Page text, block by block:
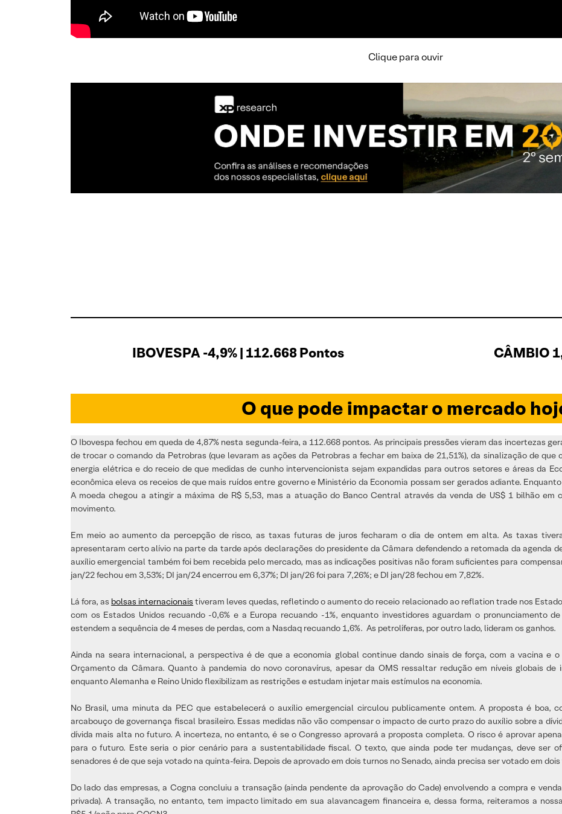
Clique para ouvir
IBOVESPA -4,9% | 112.668 Pontos CÂMBIO
O que pode impactar o mercado
O Ibovespa fechou em queda de 4,87% nesta segunda-feira, a 112.668 pontos. As principais pressões vieram das incertezas
de trocar o comando da Petrobras (que levaram as ações da Petrobras a fechar em baixa de 21,51%), da sinalização de
energia elétrica e do receio de que medidas de cunho intervencionista sejam expandidas para outros setores e áreas da
econômica eleva os receios de que mais ruídos entre governo e Ministério da Economia possam ser gerados adiante.
A moeda chegou a atingir a máxima de R$ 5,53, mas a atuação do Banco Central através da venda de US$ 1 bilhão
movimento.
Em meio ao aumento da percepção de risco, as taxas futuras de juros fecharam o dia de ontem em alta. As taxas
apresentaram certo alívio na parte da tarde após declarações do presidente da Câmara defendendo a retomada da agenda
auxílio emergencial também foi bem recebida pelo mercado, mas as indicações positivas não foram suficientes para
jan/22 fechou em 3,53%; DI jan/24 encerrou em 6,37%; DI jan/26 foi para 7,26%; e DI jan/28 fechou em 7,82%.
Lá fora, as bolsas internacionais tiveram leves quedas, refletindo o aumento do receio relacionado ao reflation trade nos
com os Estados Unidos recuando -0,6% e a Europa recuando -1%, enquanto investidores aguardam o pronunciamento
estendem a sequência de 4 meses de perdas, com a Nasdaq recuando 1,6%. As petrolíferas, por outro lado, lideram os ganhos.
Ainda na seara internacional, a perspectiva é de que a economia global continue dando sinais de força, com a vacina e
Orçamento da Câmara. Quanto à pandemia do novo coronavírus, apesar da OMS ressaltar redução em níveis globais
enquanto Alemanha e Reino Unido flexibilizam as restrições e estudam injetar mais estímulos na economia.
No Brasil, uma minuta da PEC que estabelecerá o auxílio emergencial circulou publicamente ontem. A proposta é boa,
arcabouço de governança fiscal brasileiro. Essas medidas não vão compensar o impacto de curto prazo do auxílio sobre a
dívida mais alta no futuro. A incerteza, no entanto, é se o Congresso aprovará a proposta completa. O risco é aprovar
para o futuro. Este seria o pior cenário para a sustentabilidade fiscal. O texto, que ainda pode ter mudanças, deve ser
senadores é de que seja votado na quinta-feira. Depois de aprovado em dois turnos no Senado, ainda precisa ser votado em
Do lado das empresas, a Cogna concluiu a transação (ainda pendente da aprovação do Cade) envolvendo a compra e
privada). A transação, no entanto, tem impacto limitado em sua alavancagem financeira e, dessa forma, reiteramos a